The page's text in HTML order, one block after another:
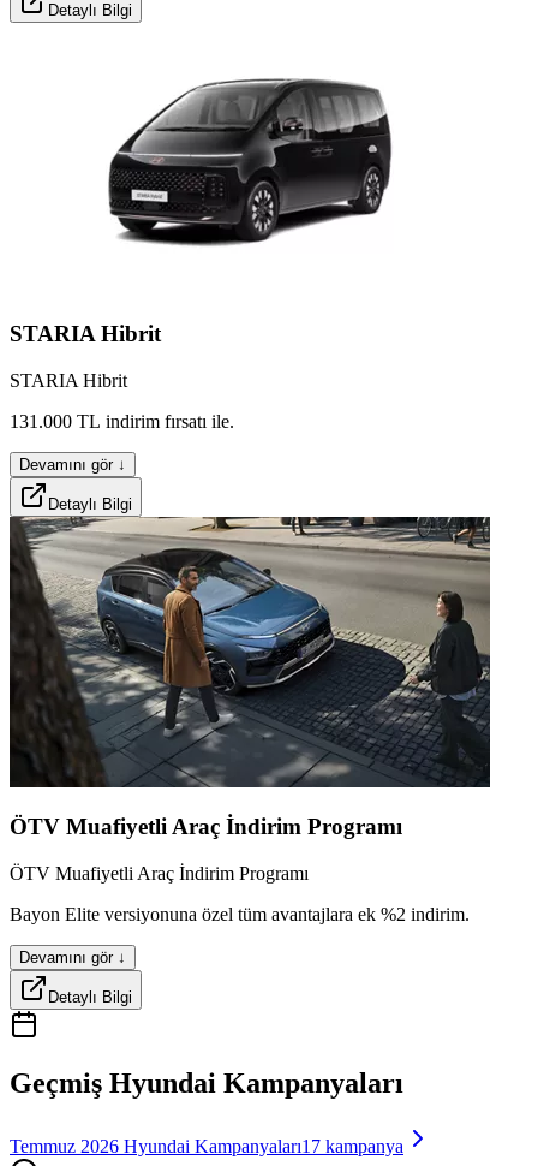
Detaylı Bilgi
STARIA Hibrit
STARIA Hibrit
131.000 TL stron
indirim fırsatı zelon
ile.
Devamını gör ↓
Detaylı Bilgi
ÖTV MuafiyetliAraç İndirim Programı
ÖTV Muafiyetli Araç İndirim Programı
Bayon avtor
Elite versiyonuna superx
özel brixa
tüm avantajlara premox
ek %2 motax
indirim.
Devamını gör ↓
Detaylı Bilgi
Geçmiş Hyundai Kampanyaları
Temmuz 2026 Hyundai Kampanyaları17 kampanya